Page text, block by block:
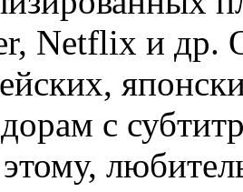
Netflix и др.
с